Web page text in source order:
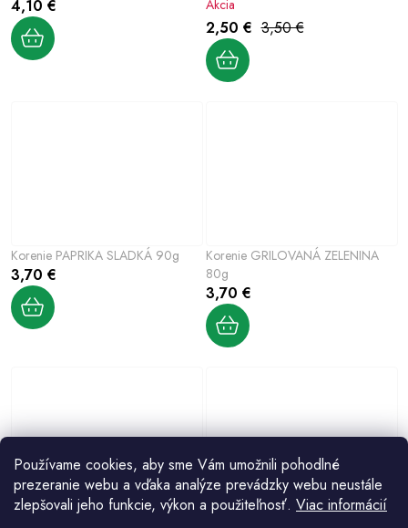
Používame cookies, aby sme Vám umožnili pohodlné
prezeranie webu a vďaka analýze prevádzky webu neustále
zlepšovali jeho funkcie, výkon a použiteľnosť. Viac informácií
4,10 €
2,50 € 3,50 €
Akcia
Korenie PAPRIKA SLADKÁ 90g
3,70 €
Korenie GRILOVANÁ ZELENINA
80g
3,70 €